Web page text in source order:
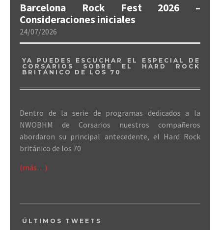
Barcelona Rock Fest 2026 –
Consideraciones iniciales
24/07/2026
YA PUEDES ESCUCHAR EL ESPECIAL DE
CORSARIOS SOBRE EL HARD ROCK
BRITÁNICO DE LOS 70
Dentro de la serie de programas dedicados a la
NWOBHM de Corsarios nuestros compañeros
abordaron su principal antecedente, el Hard Rock
británico de los 70
(más…)
ÚLTIMOS TWEETS